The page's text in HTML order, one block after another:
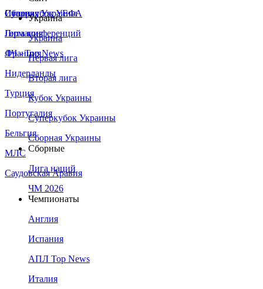
Сборная Украины
Италия
Германия
Франция
Нидерланды
Турция
Португалия
Бельгия
МЛС
Саудовская Аравия
Суперкубок УЕФА
Лига конференций
ЛЧ - Top News
Украина
Украина
Первая лига
Вторая лига
Кубок Украины
Суперкубок Украины
Сборная Украины
Сборные
Лига наций
ЧМ 2026
Чемпионаты
Англия
Испания
АПЛ Top News
Италия